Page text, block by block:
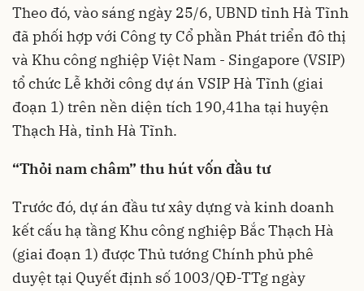
Theo đó, vào sáng ngày 25/6, UBND tỉnh Hà Tĩnh
đã phối hợp với Công ty Cổ phần Phát triển đô thị
và Khu công nghiệp Việt Nam - Singapore (VSIP)
tổ chức Lễ khởi công dự án VSIP Hà Tĩnh (giai
đoạn 1) trên nền diện tích 190,41ha tại huyện
Thạch Hà, tỉnh Hà Tĩnh.
“Thỏi nam châm” thu hút vốn đầu tư
Trước đó, dự án đầu tư xây dựng và kinh doanh
kết cấu hạ tầng Khu công nghiệp Bắc Thạch Hà
(giai đoạn 1) được Thủ tướng Chính phủ phê
duyệt tại Quyết định số 1003/QĐ-TTg ngày